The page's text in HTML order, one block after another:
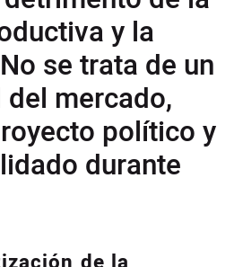
y la
se trata de un
mercado,
político y
durante